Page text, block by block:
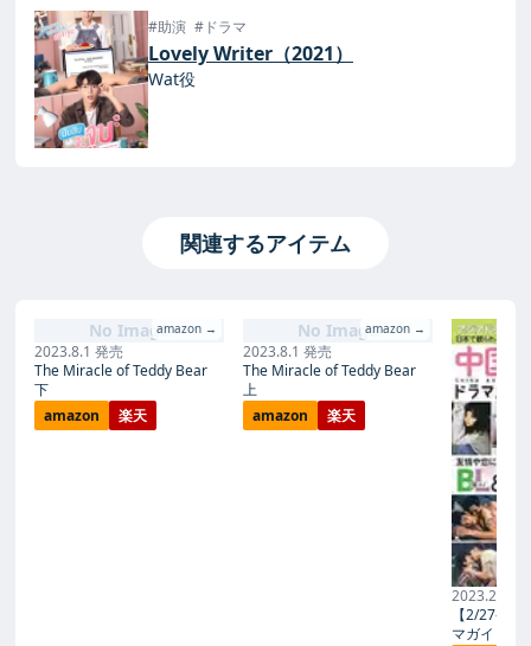
#助演 #ドラマ
Lovely Writer（2021）
Wat役
関連するアイテム
No Imageamazon →
2023.8.1 発売
The Miracle of Teddy Bear
下
amazon
楽天
No Imageamazon →
2023.8.1 発売
The Miracle of Teddy Bear
上
amazon
楽天
2023.2.27
【2/27発
マガイド